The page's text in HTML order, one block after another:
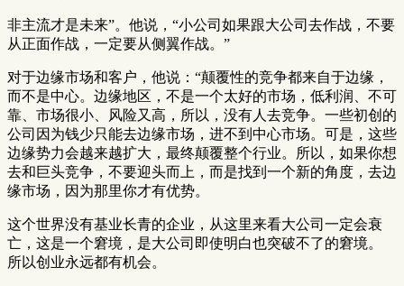
非主流才是未来”。他说，“小公司如果跟大公司去作战，不要
从正面作战，一定要从侧翼作战。”
对于边缘市场和客户，他说：“颠覆性的竞争都来自于边缘，
而不是中心。边缘地区，不是一个太好的市场，低利润、不可
靠、市场很小、风险又高，所以，没有人去竞争。一些初创的
公司因为钱少只能去边缘市场，进不到中心市场。可是，这些
边缘势力会越来越扩大，最终颠覆整个行业。所以，如果你想
去和巨头竞争，不要迎头而上，而是找到一个新的角度，去边
缘市场，因为那里你才有优势。
这个世界没有基业长青的企业，从这里来看大公司一定会衰
亡，这是一个窘境，是大公司即使明白也突破不了的窘境。
所以创业永远都有机会。